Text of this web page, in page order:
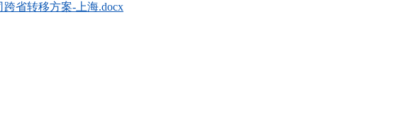
省转移方案-上海.docx